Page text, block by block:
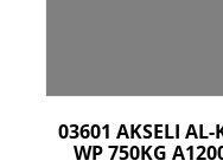
03601 AKSELI AL-
WP 750KG